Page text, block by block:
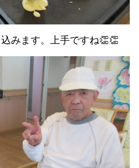
みます。上手ですね👏👏